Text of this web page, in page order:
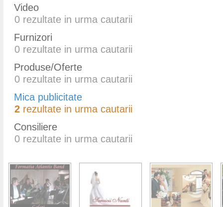
Video
0 rezultate in urma cautarii
Furnizori
0 rezultate in urma cautarii
Produse/Oferte
0 rezultate in urma cautarii
Mica publicitate
2 rezultate in urma cautarii
Consiliere
0 rezultate in urma cautarii